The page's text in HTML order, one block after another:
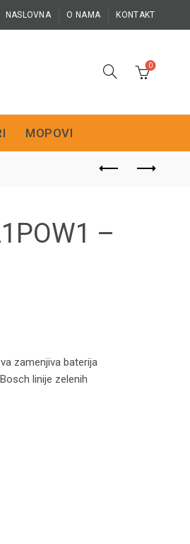
NASLOVNA O NAMA KONTAKT
0
MOPOVI
–
zamenjiva baterija
linije zelenih